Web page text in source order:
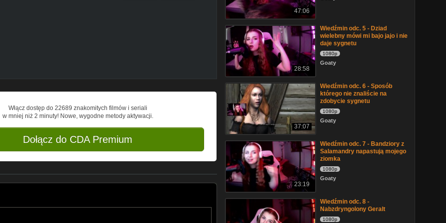
Włącz dostęp do 22689 znakomitych filmów i seriali
w mniej niż 2 minuty! Nowe, wygodne metody aktywacji.
Dołącz do CDA Premium
47:06
28:58
Wiedźmin odc. 5 - Dziad
wielebny mówi mi bajo jajo i nie
daje sygnetu
1080p
Goaty
37:07
Wiedźmin odc. 6 - Sposób
którego nie znaliście na
zdobycie sygnetu
1080p
Goaty
23:19
Wiedźmin odc. 7 - Bandziory z
Salamandry napastują mojego
ziomka
1080p
Goaty
Wiedźmin odc. 8 -
Nabzdryngolony Geralt
1080p